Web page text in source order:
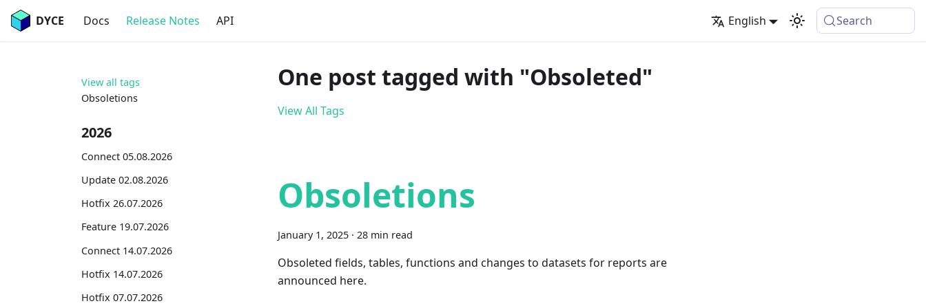
DYCE Docs Release Notes API English Search
View all tags
Obsoletions
2026
Connect 05.08.2026
Update 02.08.2026
Hotfix 26.07.2026
Feature 19.07.2026
Connect 14.07.2026
Hotfix 14.07.2026
Hotfix 07.07.2026
One post tagged with "Obsoleted"
View All Tags
Obsoletions
January 1, 2025 · 28 min read
Obsoleted fields, tables, functions and changes to datasets for reports are
announced here.